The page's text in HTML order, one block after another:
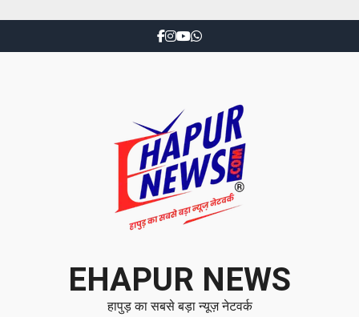
EHAPUR NEWS
हापुड़ का सबसे बड़ा न्यूज़ नेटवर्क